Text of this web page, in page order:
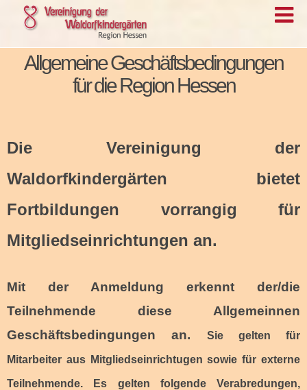
Allgemeine Geschäftsbedingungen
für die Region Hessen
Die Vereinigung der
Waldorfkindergärten bietet
Fortbildungen vorrangig für
Mitgliedseinrichtungen an.
Mit der Anmeldung erkennt der/die
Teilnehmende diese Allgemeinnen
Geschäftsbedingungen an.
Sie gelten für
Mitarbeiter aus Mitgliedseinrichtugen sowie für externe
Teilnehmende. Es gelten folgende Verabredungen,